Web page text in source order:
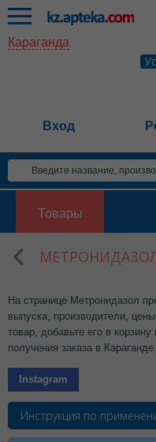
Караганда
Вход
Товары
На странице Метронидазол
выпуска, производители,
товар, добавьте его в
получения заказа в Караганде.
Instagram
Инструкция по